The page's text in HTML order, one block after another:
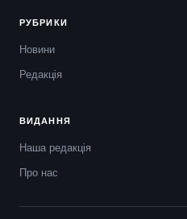
РУБРИКИ
Новини
Редакція
ВИДАННЯ
Наша редакція
Про нас